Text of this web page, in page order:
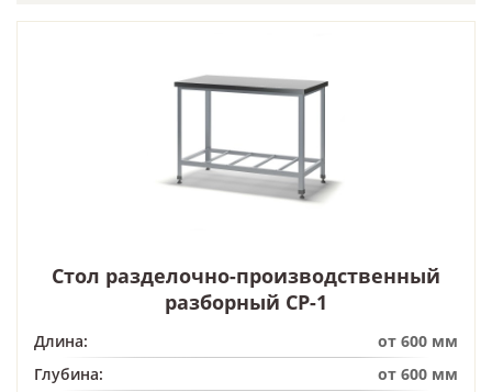
Портфолио
Стол разделочно-производственный
разборный СР-1
Длина:
от 600 мм
Глубина:
от 600 мм